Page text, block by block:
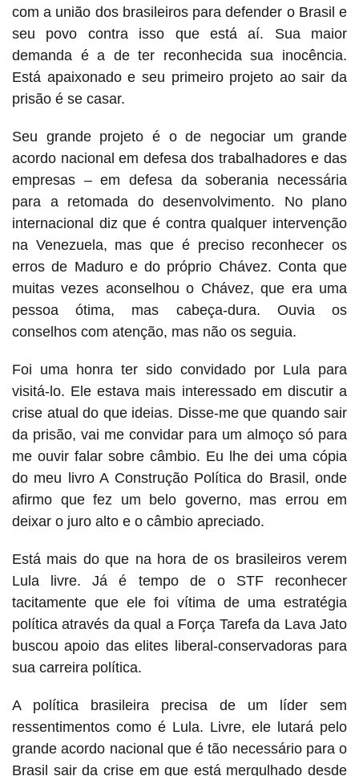
com a união dos brasileiros para defender o Brasil e
seu povo contra isso que está aí. Sua maior
demanda é a de ter reconhecida sua inocência.
Está apaixonado e seu primeiro projeto ao sair da
prisão é se casar.
Seu grande projeto é o de negociar um grande
acordo nacional em defesa dos trabalhadores e das
empresas – em defesa da soberania necessária
para a retomada do desenvolvimento. No plano
internacional diz que é contra qualquer intervenção
na Venezuela, mas que é preciso reconhecer os
erros de Maduro e do próprio Chávez. Conta que
muitas vezes aconselhou o Chávez, que era uma
pessoa ótima, mas cabeça-dura. Ouvia os
conselhos com atenção, mas não os seguia.
Foi uma honra ter sido convidado por Lula para
visitá-lo. Ele estava mais interessado em discutir a
crise atual do que ideias. Disse-me que quando sair
da prisão, vai me convidar para um almoço só para
me ouvir falar sobre câmbio. Eu lhe dei uma cópia
do meu livro A Construção Política do Brasil, onde
afirmo que fez um belo governo, mas errou em
deixar o juro alto e o câmbio apreciado.
Está mais do que na hora de os brasileiros verem
Lula livre. Já é tempo de o STF reconhecer
tacitamente que ele foi vítima de uma estratégia
política através da qual a Força Tarefa da Lava Jato
buscou apoio das elites liberal-conservadoras para
sua carreira política.
A política brasileira precisa de um líder sem
ressentimentos como é Lula. Livre, ele lutará pelo
grande acordo nacional que é tão necessário para o
Brasil sair da crise em que está mergulhado desde